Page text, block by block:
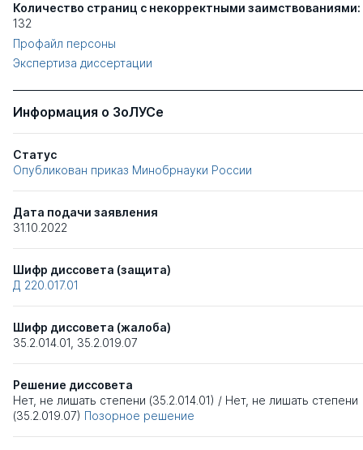
Количество страниц с некорректными заимствованиями:
132
Профайл персоны
Экспертиза диссертации
Информация о ЗоЛУСе
Статус
Опубликован приказ Минобрнауки России
Дата подачи заявления
31.10.2022
Шифр диссовета (защита)
Д 220.017.01
Шифр диссовета (жалоба)
35.2.014.01 35.2.019.07
Решение диссовета
Нет, не лишать степени (35.2.014.01) / Нет, не лишать степени
(35.2.019.07) Позорное решение